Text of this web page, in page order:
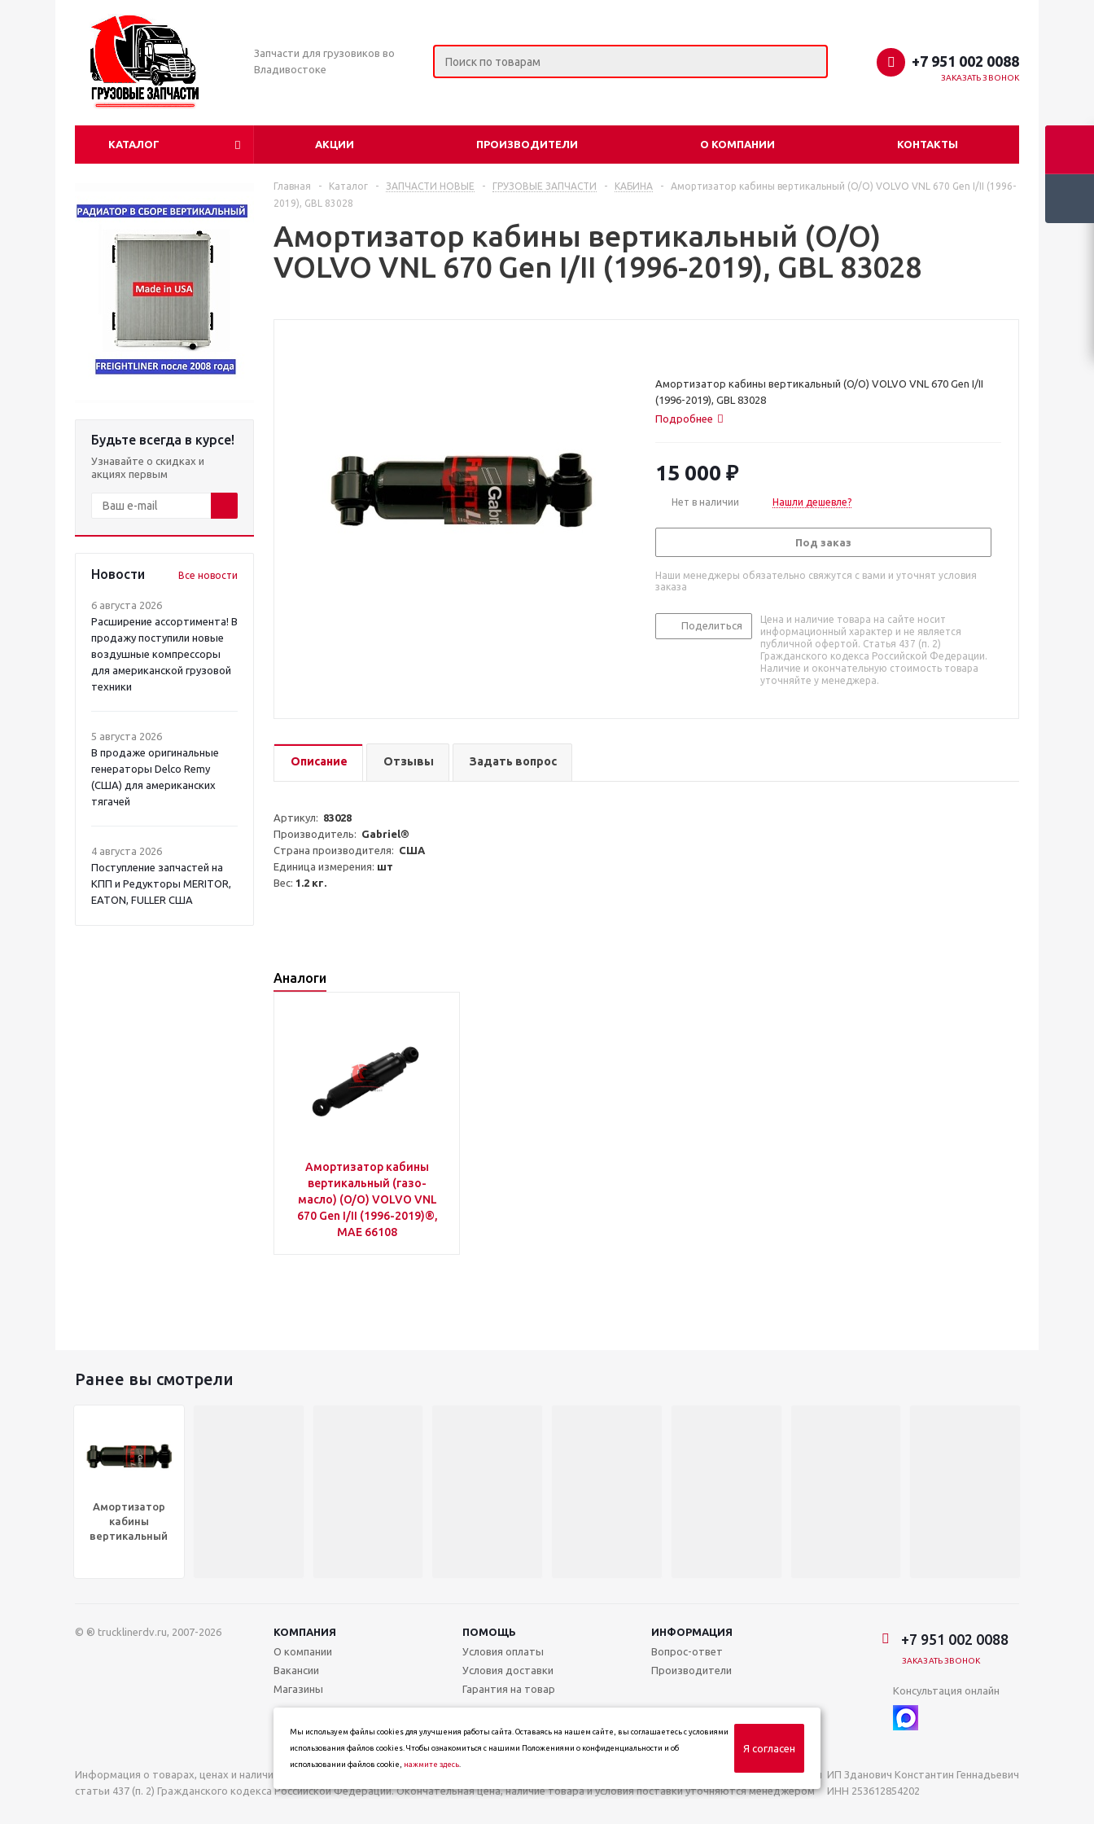
Запчасти для грузовиков во
Владивостоке
+7 951 002 0088
ЗАКАЗАТЬ ЗВОНОК
КАТАЛОГ АКЦИИ ПРОИЗВОДИТЕЛИ О КОМПАНИИ КОНТАКТЫ
Будьте всегда в курсе!
Узнавайте о скидках и
акциях первым
Новости Все новости
6 августа 2026
Расширение ассортимента! В
продажу поступили новые
воздушные компрессоры
для американской грузовой
техники
5 августа 2026
В продаже оригинальные
генераторы Delco Remy
(США) для американских
тягачей
4 августа 2026
Поступление запчастей на
КПП и Редукторы MERITOR,
EATON, FULLER США
Главная - Каталог - ЗАПЧАСТИ НОВЫЕ - ГРУЗОВЫЕ ЗАПЧАСТИ - КАБИНА -
Амортизатор кабины вертикальный (O/O) VOLVO VNL 670 Gen I/II (1996-
2019), GBL 83028
Амортизатор кабины вертикальный (O/O)
VOLVO VNL 670 Gen I/II (1996-2019), GBL 83028
Амортизатор кабины вертикальный (O/O) VOLVO VNL 670 Gen I/II
(1996-2019), GBL 83028
Подробнее
15 000 ₽
Нет в наличии Нашли дешевле?
Под заказ
Наши менеджеры обязательно свяжутся с вами и уточнят условия
заказа
Поделиться
Цена и наличие товара на сайте носит
информационный характер и не является
публичной офертой. Статья 437 (п. 2)
Гражданского кодекса Российской Федерации.
Наличие и окончательную стоимость товара
уточняйте у менеджера.
Описание Отзывы Задать вопрос
Артикул: 83028
Производитель: Gabriel®
Страна производителя: США
Единица измерения: шт
Вес: 1.2 кг.
Аналоги
Амортизатор кабины
вертикальный (газо-
масло) (O/O) VOLVO VNL
670 Gen I/II (1996-2019)®,
MAE 66108
Ранее вы смотрели
Амортизатор
кабины
вертикальный
© ® trucklinerdv.ru, 2007-2026 КОМПАНИЯ ПОМОЩЬ
ИНФОРМАЦИЯ
О компании
Вакансии
Магазины
Условия оплаты
Условия доставки
Гарантия на товар
Вопрос-ответ
Производители
+7 951 002 0088
ЗАКАЗАТЬ ЗВОНОК
Консультация онлайн
Информация о товарах, ценах и наличии на сайте носит информационный характер и не является публичной офертой, определяемой положениями
статьи 437 (п. 2) Гражданского кодекса Российской Федерации. Окончательная цена, наличие товара и условия поставки уточняются менеджером
ИП Зданович Константин Геннадьевич
ИНН 253612854202
Мы используем файлы cookies для улучшения работы сайта. Оставаясь на нашем сайте, вы соглашаетесь с условиями
использования файлов cookies. Чтобы ознакомиться с нашими Положениями о конфиденциальности и об
использовании файлов cookie, нажмите здесь.
Я согласен